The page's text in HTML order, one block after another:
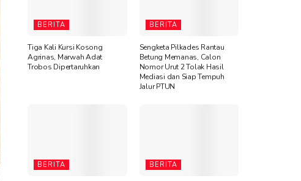
BERITA
Tiga Kali Kursi Kosong
Agrinas, Marwah Adat
Trobos Dipertaruhkan
BERITA
Sengketa Pilkades Rantau
Betung Memanas, Calon
Nomor Urut 2 Tolak Hasil
Mediasi dan Siap Tempuh
Jalur PTUN
BERITA BERITA